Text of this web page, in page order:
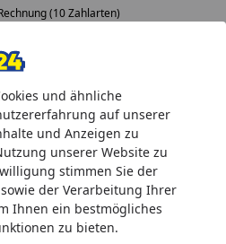
und ähnliche
auf unserer
und Anzeigen zu
unserer Website zu
stimmen Sie der
der Verarbeitung Ihrer
Ihnen ein bestmögliches
zu bieten.
(10 Zahlarten)
biOrb Kieselstein Set schwarz
Set schwarz